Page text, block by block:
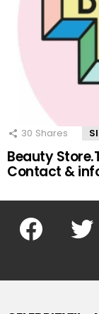
30 Shares
Beauty
Contact &
facebook